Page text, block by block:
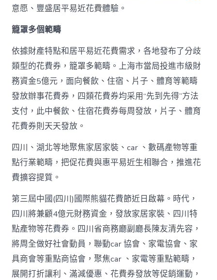
真
金
查
包
養
網
站
白
滅
花
費
_
中
國
網〉
中
意愿、豐盛居平易近花費體驗。
籠罩多個範疇
依據財產特點和居平易近花費需求，各地發布了分歧
類型的花費券，籠罩多範疇。上海市當局投進市級財
務資金5億元，面向餐飲、住宿、片子、體育等範疇
發放辦事花費券，四類花費券均采用“先到先得”方法
支付，此中餐飲、住宿花費券每周發放，片子、體育
花費券則天天發放。
四川、湖北等地聚焦家居家裝、car 、數碼產物等重
點行業範疇，把促花費與惠平易近生相聯合，推進花
費擴容提質。
第三屆中國(四川)國際熊貓花費節近日啟幕。時代，
四川將兼顧4億元財務資金，發放家居家裝、四川特
點產物等花費券。四川省商務廳副廳長陳友清先容，
將周全做好社會動員，聯動car 協會、家電協會、家
具商會等重點商協會，聚焦car 、家電等重點範疇，
展開打折讓利、滿減優惠、花費券發放等促銷運動，